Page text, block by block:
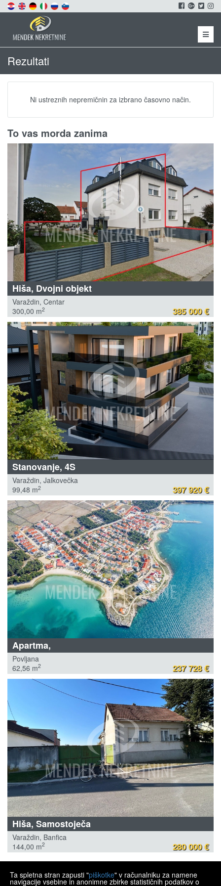
Menu
Rezultati
Ni ustreznih nepremičnin za izbrano časovno način.
To vas morda zanima
Hiša, Dvojni objekt
Varaždin, Centar
300,00 m2 385 000 €
Stanovanje, 4S
Varaždin, Jalkovečka
99,48 m2 397 920 €
Apartma,
Povljana
62,56 m2 237 728 €
Hiša, Samostoječa
Varaždin, Banfica
144,00 m2 280 000 €
MENDEK NEKRETNINE
Ta spletna stran zapusti "piškotke" v računalniku za namene
navigacije vsebine in anonimne zbirke statističnih podatkov o